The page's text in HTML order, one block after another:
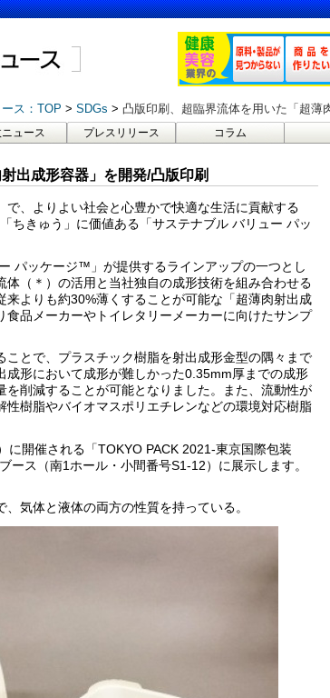
ース：TOP SDGs 凸版印刷、超臨界流体を用いた「超薄
ュース プレスリリース コラム
出成形容器」を開発/凸版印刷
、よりよい社会と心豊かで快適な生活に貢献する
ちきゅう」に価値ある「サステナブル バリュー パッ
パッケージ™」が提供するラインアップの一つとし
（＊）の活用と当社独自の成形技術を組み合わせる
よりも約30%薄くすることが可能な「超薄肉射出成
品メーカーやトイレタリーメーカーに向けたサンプ
とで、プラスチック樹脂を射出成形金型の隅々まで
形において成形が難しかった0.35mm厚までの成形
削減することが可能となりました。また、流動性が
樹脂やバイオマスポリエチレンなどの環境対応樹脂
開催される「TOKYO PACK 2021-東京国際包装
ース（南1ホール・小間番号S1-12）に展示します。
気体と液体の両方の性質を持っている。